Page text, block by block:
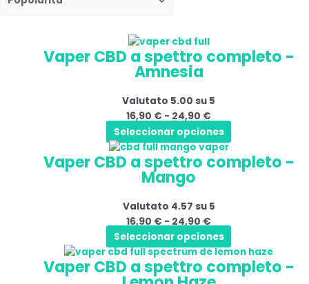
Vaper CBD a spettro completo -
Amnesia
Valutato 5.00 su 5
16,90 € - 24,90 €
di
16,90 €
24,90 €
Seleccionar opciones
Questo
prodotto
ha
varianti.
Le
opzioni
possono
essere
scelte
pagina
del
prodotto
Vaper CBD a spettro completo -
Mango
Valutato 4.57 su 5
16,90 € - 24,90 €
Fascia
di
16,90 €
24,90 €
Seleccionar opciones
Questo
prodotto
ha
varianti.
Le
opzioni
possono
essere
Vaper CBD a spettro completo -
Fascia
di
prezzo:
Questo
prodotto
ha